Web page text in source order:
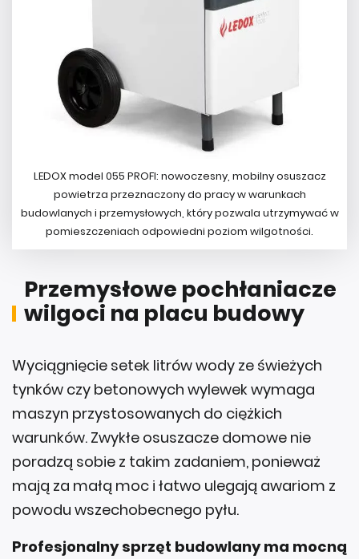
LEDOX model 055 PROFI: nowoczesny, mobilny osuszacz
powietrza przeznaczony do pracy w warunkach
budowlanych i przemysłowych, który pozwala utrzymywać w
pomieszczeniach odpowiedni poziom wilgotności.
Przemysłowe pochłaniacze
wilgoci na placu budowy
Wyciągnięcie setek litrów wody ze świeżych
tynków czy betonowych wylewek wymaga
maszyn przystosowanych do ciężkich
warunków. Zwykłe osuszacze domowe nie
poradzą sobie z takim zadaniem, ponieważ
mają za małą moc i łatwo ulegają awariom z
powodu wszechobecnego pyłu.
Profesjonalny sprzęt budowlany ma mocną